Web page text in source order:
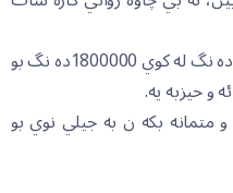
به راي من نوقساني زياتر له 200000ده نگ له کوي 1800000ده نگ بو
حيزبه يه.
متمانه بکه ن به جيلي نوي بو